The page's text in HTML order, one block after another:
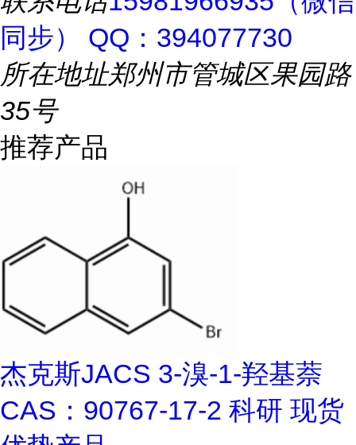
同步） QQ：394077730
所在地址郑州市管城区果园路
35号
推荐产品
杰克斯JACS 3-溴-1-羟基萘
CAS：90767-17-2 科研 现货